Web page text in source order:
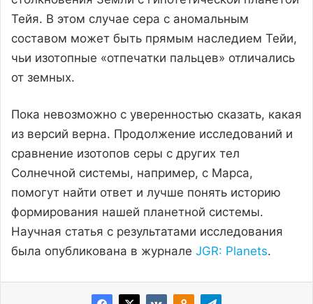
Тейя. В этом случае сера с аномальным
составом может быть прямым наследием Тейи,
чьи изотопные «отпечатки пальцев» отличались
от земных.
Пока невозможно с уверенностью сказать, какая
из версий верна. Продолжение исследований и
сравнение изотопов серы с других тел
Солнечной системы, например, с Марса,
помогут найти ответ и лучше понять историю
формирования нашей планетной системы.
Научная статья с результатами исследования
была опубликована в журнале JGR: Planets.